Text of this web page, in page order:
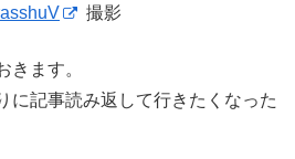
撮影
きます。
に記事読み返して行きたくなった